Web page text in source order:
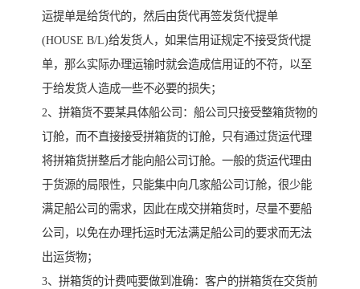
运提单是给货代的，然后由货代再签发货代提单
(HOUSE B/L)给发货人，如果信用证规定不接受货代提
单，那么实际办理运输时就会造成信用证的不符，以至
于给发货人造成一些不必要的损失；
2、拼箱货不要某具体船公司：船公司只接受整箱货物的
订舱，而不直接接受拼箱货的订舱，只有通过货运代理
将拼箱货拼整后才能向船公司订舱。一般的货运代理由
于货源的局限性，只能集中向几家船公司订舱，很少能
满足船公司的需求，因此在成交拼箱货时，尽量不要船
公司，以免在办理托运时无法满足船公司的要求而无法
出运货物；
3、拼箱货的计费吨要做到准确：客户的拼箱货在交货前